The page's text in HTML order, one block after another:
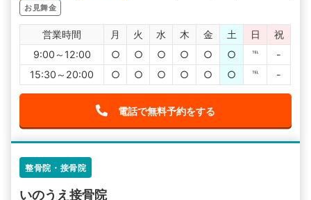
お見舞金
営業時間 月 火 水 木 金 土 日
祝
9:00～12:00
○ ○ ○ ○ ○ ○ ℡
-
15:30～20:00
○ ○ ○ ○ ○ ○ ℡ -
電話で無料予約をする
整骨院・接骨院
いのうえ接骨院